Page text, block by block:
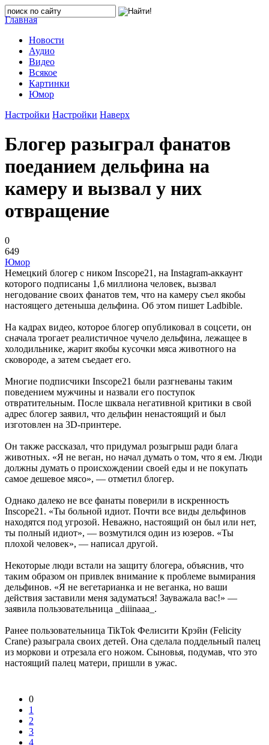
Главная
Новости
Аудио
Видео
Всякое
Картинки
Юмор
Настройки Настройки Наверх
Блогер разыграл фанатов
поеданием дельфина на
камеру и вызвал у них
отвращение
0
649
Юмор
Немецкий блогер с ником Inscope21, на Instagram-аккаунт
которого подписаны 1,6 миллиона человек, вызвал
негодование своих фанатов тем, что на камеру съел якобы
настоящего детеныша дельфина. Об этом пишет Ladbible.
На кадрах видео, которое блогер опубликовал в соцсети, он
сначала трогает реалистичное чучело дельфина, лежащее в
холодильнике, жарит якобы кусочки мяса животного на
сковороде, а затем съедает его.
Многие подписчики Inscope21 были разгневаны таким
поведением мужчины и назвали его поступок
отвратительным. После шквала негативной критики в свой
адрес блогер заявил, что дельфин ненастоящий и был
изготовлен на 3D-принтере.
Он также рассказал, что придумал розыгрыш ради блага
животных. «Я не веган, но начал думать о том, что я ем. Люди
должны думать о происхождении своей еды и не покупать
самое дешевое мясо», — отметил блогер.
Однако далеко не все фанаты поверили в искренность
Inscope21. «Ты больной идиот. Почти все виды дельфинов
находятся под угрозой. Неважно, настоящий он был или нет,
ты полный идиот», — возмутился один из юзеров. «Ты
плохой человек», — написал другой.
Некоторые люди встали на защиту блогера, объяснив, что
таким образом он привлек внимание к проблеме вымирания
дельфинов. «Я не вегетарианка и не веганка, но ваши
действия заставили меня задуматься! Зауважала вас!» —
заявила пользовательница _diiinaaa_.
Ранее пользовательница TikTok Фелисити Крэйн (Felicity
Crane) разыграла своих детей. Она сделала поддельный палец
из моркови и отрезала его ножом. Сыновья, подумав, что это
настоящий палец матери, пришли в ужас.
0
1
2
3
4